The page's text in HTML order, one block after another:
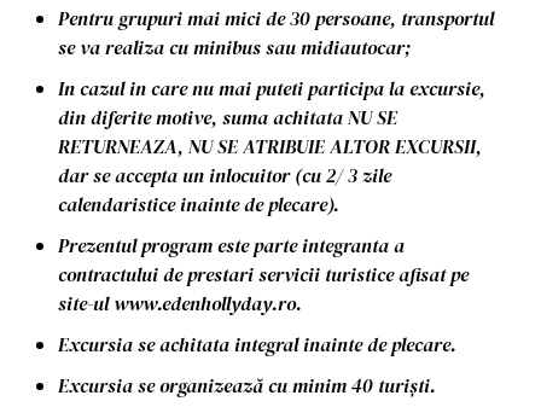
Pentru grupuri mai mici de 30 persoane, transportul
se va realiza cu minibus sau midiautocar;
In cazul in care nu mai puteti participa la excursie,
din diferite motive, suma achitata NU SE
RETURNEAZA, NU SE ATRIBUIE ALTOR EXCURSII,
dar se accepta un inlocuitor (cu 2/ 3 zile
calendaristice inainte de plecare).
Prezentul program este parte integranta a
contractului de prestari servicii turistice afisat pe
site-ul www.edenhollyday.ro.
Excursia se achitata integral inainte de plecare.
Excursia se organizează cu minim 40 turiști.